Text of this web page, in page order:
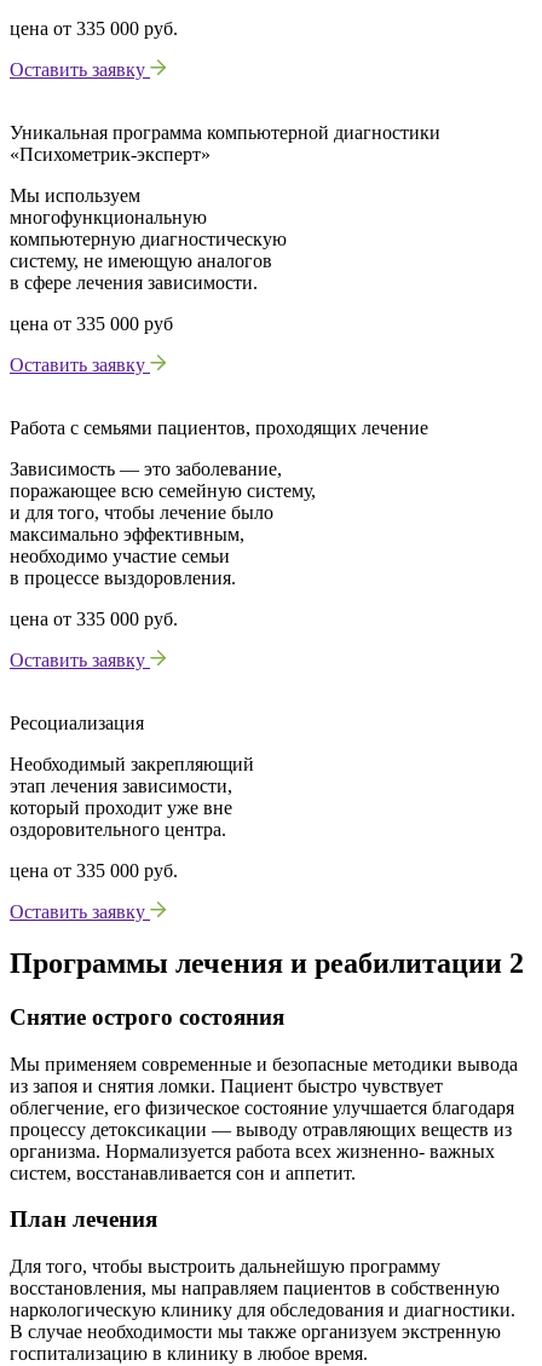
цена от 335 000 руб.
Оставить заявку
Уникальная программа компьютерной диагностики
«Психометрик-эксперт»
Мы используем
многофункциональную
компьютерную диагностическую
систему, не имеющую аналогов
в сфере лечения зависимости.
цена от 335 000 руб
Оставить заявку
Работа с семьями пациентов, проходящих лечение
Зависимость — это заболевание,
поражающее всю семейную систему,
и для того, чтобы лечение было
максимально эффективным,
необходимо участие семьи
в процессе выздоровления.
цена от 335 000 руб.
Оставить заявку
Ресоциализация
Необходимый закрепляющий
этап лечения зависимости,
который проходит уже вне
оздоровительного центра.
цена от 335 000 руб.
Оставить заявку
Программы лечения и реабилитации 2
Снятие острого состояния
Мы применяем современные и безопасные методики вывода
из запоя и снятия ломки. Пациент быстро чувствует
облегчение, его физическое состояние улучшается благодаря
процессу детоксикации — выводу отравляющих веществ из
организма. Нормализуется работа всех жизненно- важных
систем, восстанавливается сон и аппетит.
План лечения
Для того, чтобы выстроить дальнейшую программу
восстановления, мы направляем пациентов в собственную
наркологическую клинику для обследования и диагностики.
В случае необходимости мы также организуем экстренную
госпитализацию в клинику в любое время.